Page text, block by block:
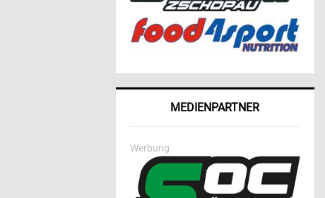
MEDIENPARTNER
Werbung